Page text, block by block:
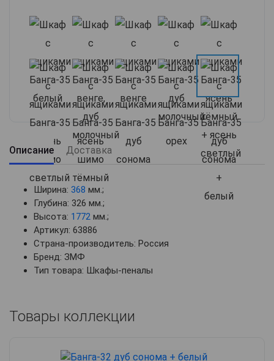
Описание Доставка
Ширина: 368 мм.;
Глубина: 326 мм.;
Высота: 1772 мм.;
Артикул: 63886
Страна-производитель: Россия
Бренд: ЗМФ
Тип товара: Шкафы-пеналы
Товары коллекции